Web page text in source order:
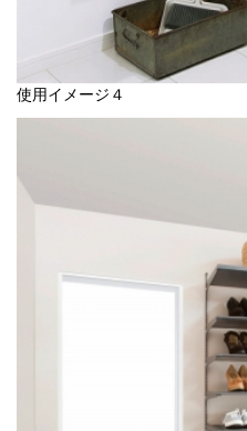
使用イメージ４